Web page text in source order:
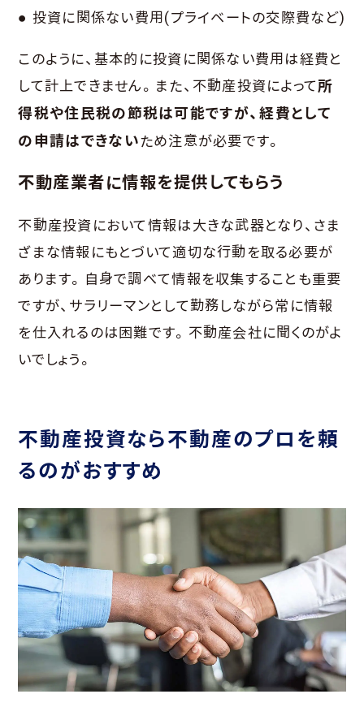
● 投資に関係ない費用(プライベートの交際費など)
このように、基本的に投資に関係ない費用は経費と
して計上できません。また、不動産投資によって所
得税や住民税の節税は可能ですが、経費として
の申請はできないため注意が必要です。
不動産業者に情報を提供してもらう
不動産投資において情報は大きな武器となり、さま
ざまな情報にもとづいて適切な行動を取る必要が
あります。自身で調べて情報を収集することも重要
ですが、サラリーマンとして勤務しながら常に情報
を仕入れるのは困難です。不動産会社に聞くのがよ
いでしょう。
不動産投資なら不動産のプロを頼
るのがおすすめ